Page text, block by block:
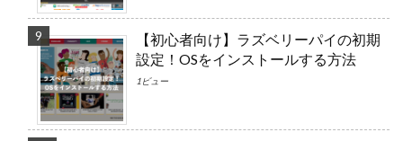
【初心者向け】ラズベリーパイの初期
設定！OSをインストールする方法
1ビュー